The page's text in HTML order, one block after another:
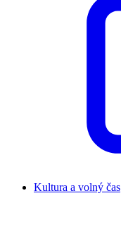
Kultura a volný čas